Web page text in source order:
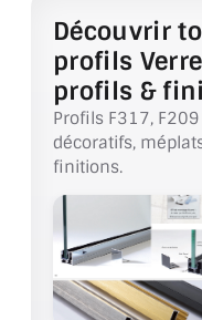
ACCESSOIRES &
CATALOGUE DE
VERRE
LES FIXATIONS
LES PROFILS
VITRINE EN VERRE
CONNECTEURS
Découvrir
profils
profils &
Profils F317,
décoratifs,
finitions.